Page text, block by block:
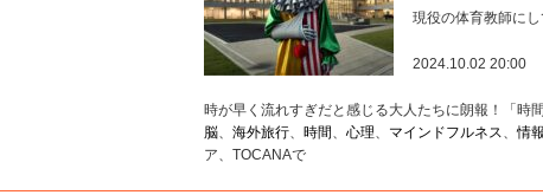
現役の体育教師に
2024.10.02 20:00
時が早く流れすぎだと感じる大人たちに朗報！「時
脳、 海外旅行、 時間、 心理、 マインドフルネス、情報
ア、TOCANAで